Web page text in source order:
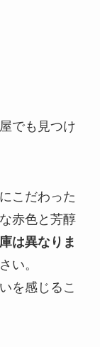
でも見つけ
こだわった
赤色と芳醇
は異なりま
い。
を感じるこ